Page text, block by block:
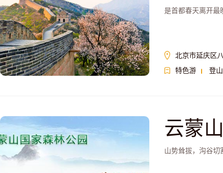
是首都春天离开最
北京市延庆区
特色游
登山
云蒙
山势耸拔，沟谷切